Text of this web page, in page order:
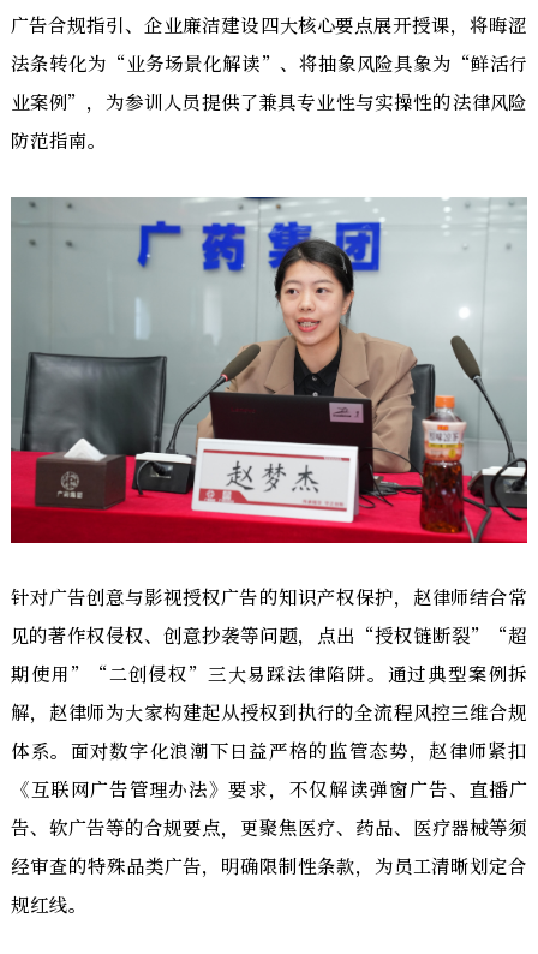
广告合规指引、企业廉洁建设四大核心要点展开授课，将晦涩
法条转化为“业务场景化解读”、将抽象风险具象为“鲜活行
业案例”，为参训人员提供了兼具专业性与实操性的法律风险
防范指南。
针对广告创意与影视授权广告的知识产权保护，赵律师结合常
见的著作权侵权、创意抄袭等问题，点出“授权链断裂”“超
期使用”“二创侵权”三大易踩法律陷阱。通过典型案例拆
解，赵律师为大家构建起从授权到执行的全流程风控三维合规
体系。面对数字化浪潮下日益严格的监管态势，赵律师紧扣
《互联网广告管理办法》要求，不仅解读弹窗广告、直播广
告、软广告等的合规要点，更聚焦医疗、药品、医疗器械等须
经审查的特殊品类广告，明确限制性条款，为员工清晰划定合
规红线。